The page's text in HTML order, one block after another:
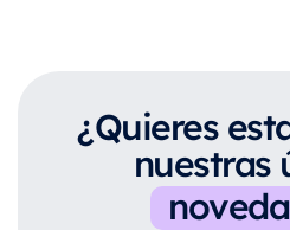
¿Quieres
nuestras